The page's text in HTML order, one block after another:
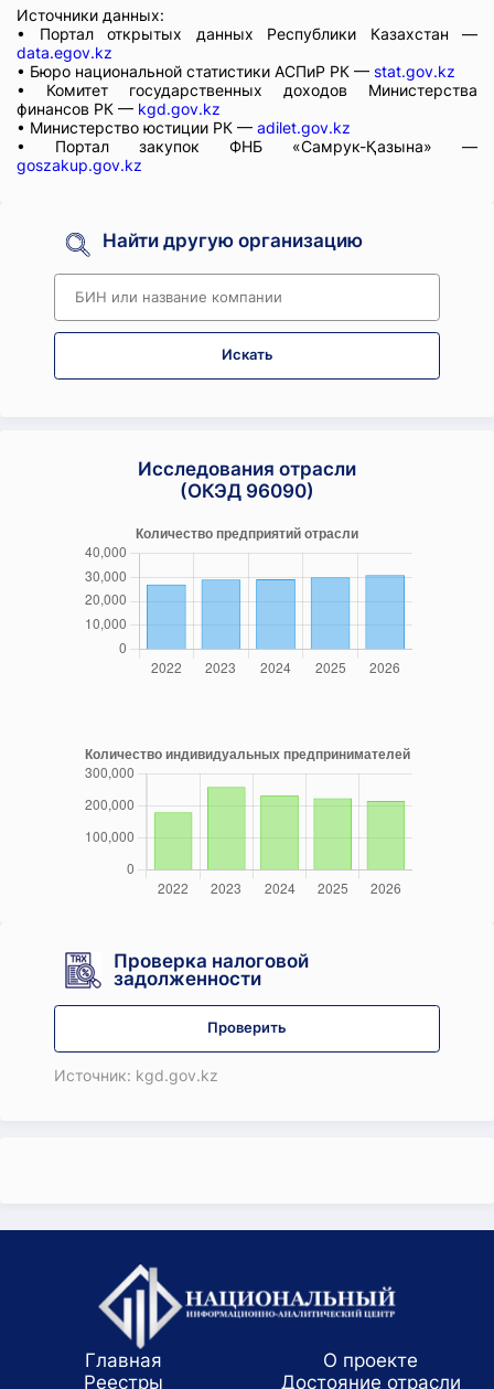
Источники данных:
• Портал открытых данных Республики Казахстан —
data.egov.kz
• Бюро национальной статистики АСПиР РК — stat.gov.kz
• Комитет государственных доходов Министерства
финансов РК — kgd.gov.kz
• Министерство юстиции РК — adilet.gov.kz
• Портал закупок ФНБ «Самрук-Қазына» —
goszakup.gov.kz
Найти другую организацию
Искать
Исследования отрасли
(ОКЭД 96090)
Проверка налоговой
задолженности
Проверить
Источник: kgd.gov.kz
Главная
О проекте
Реестры
Достояние отрасли